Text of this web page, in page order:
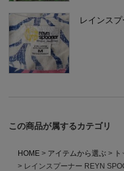
レインス
この商品が属するカテゴリ
HOME アイテムから選ぶ
レインスプーナー REYN